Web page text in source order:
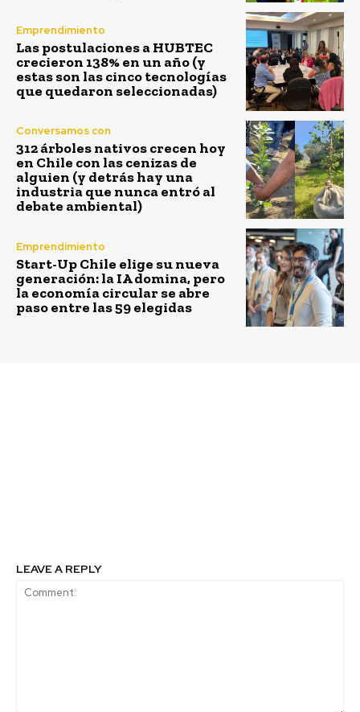
Emprendimiento
Las postulaciones a HUBTEC
crecieron 138% en un año (y
estas son las cinco tecnologías
que quedaron seleccionadas)
Conversamos con
312 árboles nativos crecen hoy
en Chile con las cenizas de
alguien (y detrás hay una
industria que nunca entró al
debate ambiental)
Emprendimiento
Start-Up Chile elige su nueva
generación: la IA domina, pero
la economía circular se abre
paso entre las 59 elegidas
LEAVE A REPLY